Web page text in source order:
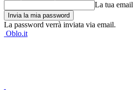
La tua email
La password verrà inviata via email.
Oblo.it